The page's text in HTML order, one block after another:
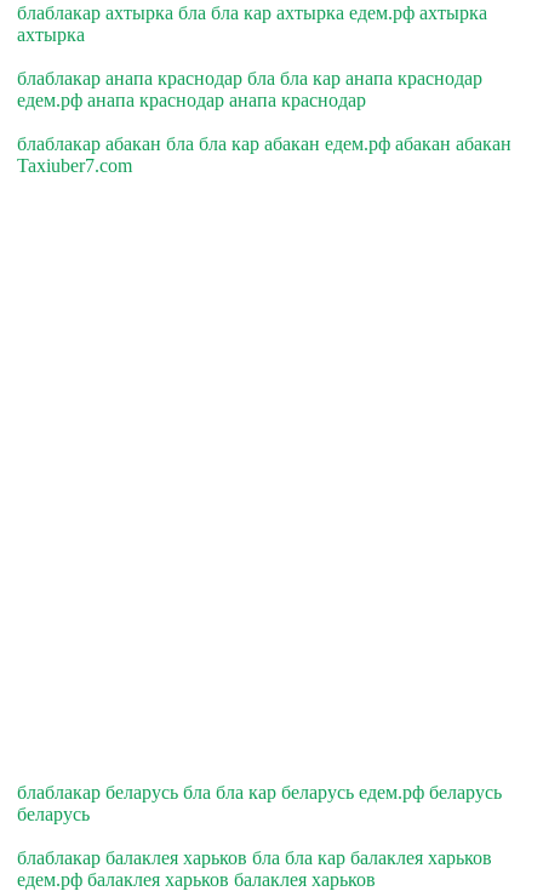
блаблакар ахтырка бла бла кар ахтырка едем.рф ахтырка
ахтырка
блаблакар анапа краснодар бла бла кар анапа краснодар
едем.рф анапа краснодар анапа краснодар
блаблакар абакан бла бла кар абакан едем.рф абакан абакан
Taxiuber7.com
блаблакар беларусь бла бла кар беларусь едем.рф беларусь
беларусь
блаблакар балаклея харьков бла бла кар балаклея харьков
едем.рф балаклея харьков балаклея харьков